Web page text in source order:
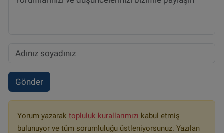
Gönder
Yorum yazarak topluluk kurallarımızı kabul etmiş
bulunuyor ve tüm sorumluluğu üstleniyorsunuz. Yazılan